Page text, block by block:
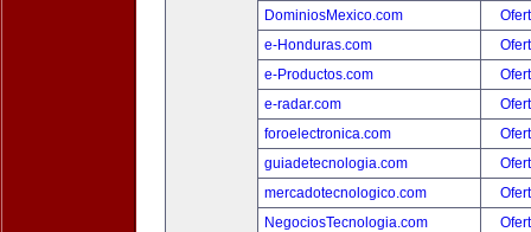
DominiosMexico.com
e-Honduras.com
e-Productos.com
e-radar.com
foroelectronica.com
guiadetecnologia.com
mercadotecnologico.com
NegociosTecnologia.com